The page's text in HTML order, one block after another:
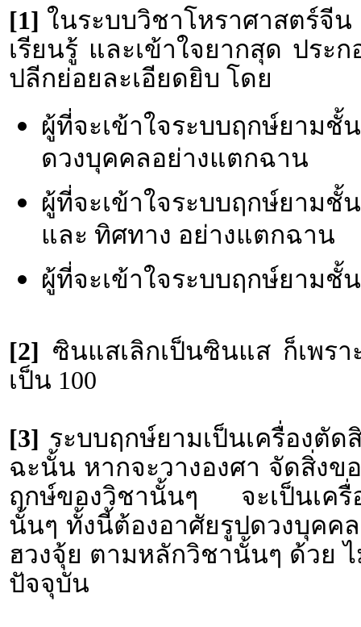
[1] ในระบบวิชาโหราศาสตร์จี
เรียนรู้ และเข้าใจยากสุด ประ
ปลีกย่อยละเอียดยิบ โดย
ผู้ที่จะเข้าใจระบบฤกษ์ยามชั้
ดวงบุคคลอย่างแตกฉาน
ผู้ที่จะเข้าใจระบบฤกษ์ยามชั้
และ ทิศทาง อย่างแตกฉาน
ผู้ที่จะเข้าใจระบบฤกษ์ยามชั้
[2] ซินแสเลิกเป็นซินแส ก็เพร
เป็น 100
[3] ระบบฤกษ์ยามเป็นเครื่องตั
ฉะนั้น หากจะวางองศา จัดสิ่ง
ฤกษ์ของวิชานั้นๆ จะเป็นเครื่อ
นั้นๆ ทั้งนี้ต้องอาศัยรูปดวงบุคค
ฮวงจุ้ย ตามหลักวิชานั้นๆ ด้วย
ปัจจุบัน